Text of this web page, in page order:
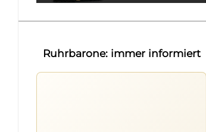
Ruhrbarone: immer informiert